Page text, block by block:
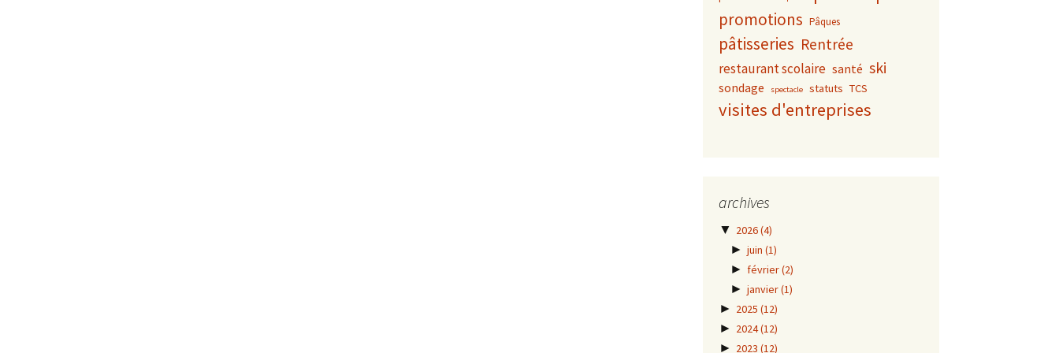
promotions Pâques
pâtisseries Rentrée
restaurant scolaire santé ski
sondage spectacle statuts TCS
visites d'entreprises
archives
▼ 2026(4)
► juin (1)
► février(2)
► janvier(1)
► 2025 (12)
► 2024(12)
► 2023 (12)